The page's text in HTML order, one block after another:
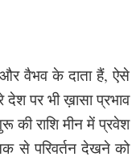
वैभव के दाता हैं, ऐसे
पर भी ख़ासा प्रभाव
की राशि मीन में प्रवेश
से परिवर्तन देखने को